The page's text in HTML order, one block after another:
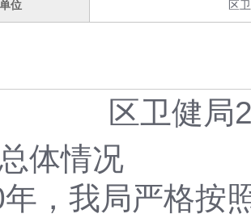
位 区
区卫健局
体情况
年，我局严格按